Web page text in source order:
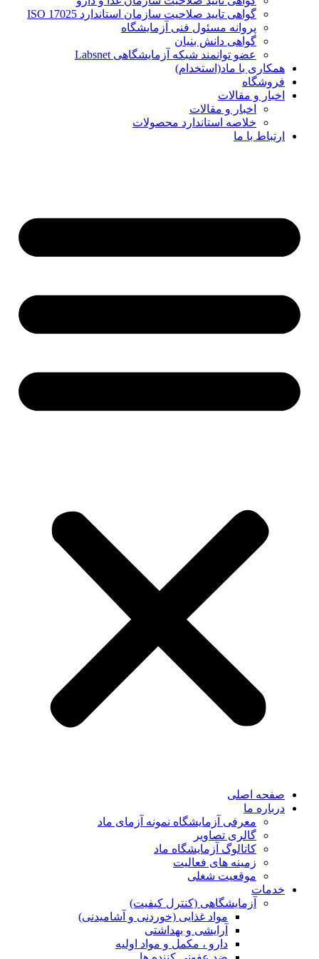
گواهی تایید صلاحیت سازمان استاندارد ISO 17025
پروانه مسئول فنی آزمایشگاه
گواهی دانش بنیان
عضو توانمند شبکه آزمایشگاهی Labsnet
با ماد(استخدام)
و مقالات
اخبار و مقالات
خلاصه استاندارد محصولات
با ما
اصلی
معرفی آزمایشگاه نمونه آزمای ماد
گالری تصاویر
کاتالوگ آزمایشگاه ماد
زمینه های فعالیت
موقعیت شغلی
آزمایشگاهی (کنترل کیفیت)
مواد غذایی (خوردنی و آشامیدنی)
آرایشی و بهداشتی
دارو ، مکمل و مواد اولیه